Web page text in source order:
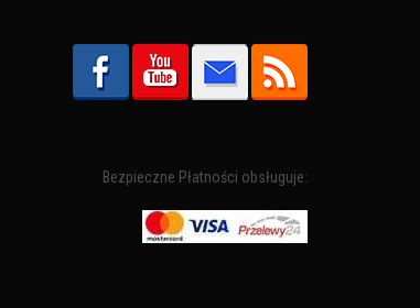
Bezpieczne Płatności obsługuje: